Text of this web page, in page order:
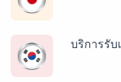
บริการรับ